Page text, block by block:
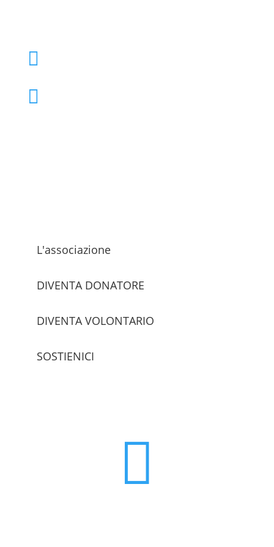


L'associazione
DIVENTA DONATORE
DIVENTA VOLONTARIO
SOSTIENICI
